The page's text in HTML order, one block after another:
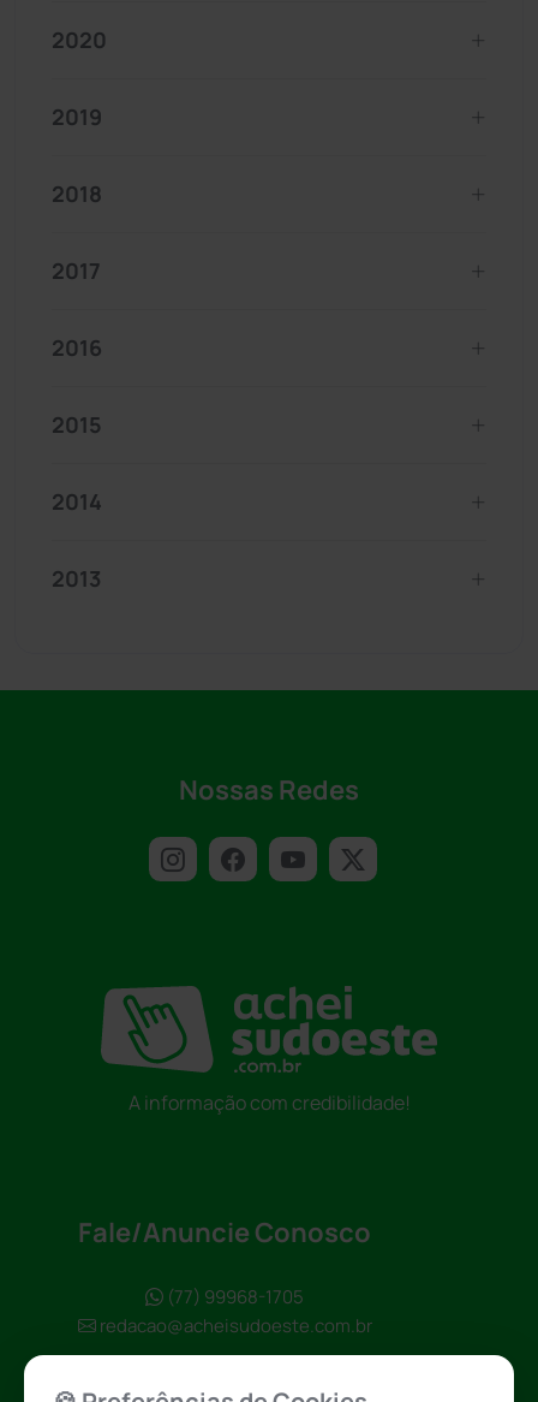
2020
2019
2018
2017
2016
2015
2014
2013
Nossas Redes
A informação com credibilidade!
Fale/Anuncie Conosco
(77) 99968-1705
redacao@acheisudoeste.com.br